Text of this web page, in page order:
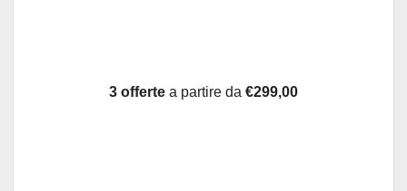
3 offerte a partire da €299,00